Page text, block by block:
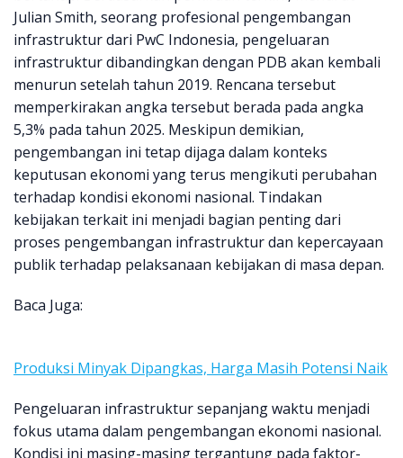
Julian Smith, seorang profesional pengembangan
infrastruktur dari PwC Indonesia, pengeluaran
infrastruktur dibandingkan dengan PDB akan kembali
menurun setelah tahun 2019. Rencana tersebut
memperkirakan angka tersebut berada pada angka
5,3% pada tahun 2025. Meskipun demikian,
pengembangan ini tetap dijaga dalam konteks
keputusan ekonomi yang terus mengikuti perubahan
terhadap kondisi ekonomi nasional. Tindakan
kebijakan terkait ini menjadi bagian penting dari
proses pengembangan infrastruktur dan kepercayaan
publik terhadap pelaksanaan kebijakan di masa depan.
Baca Juga:
Produksi Minyak Dipangkas, Harga Masih Potensi Naik
Pengeluaran infrastruktur sepanjang waktu menjadi
fokus utama dalam pengembangan ekonomi nasional.
Kondisi ini masing-masing tergantung pada faktor-